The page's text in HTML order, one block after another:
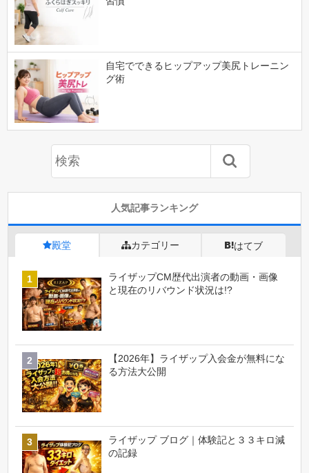
自宅でできるヒップアップ美尻トレーニン
グ術
人気記事ランキング
殿堂 カテゴリー はてブ
ライザップCM歴代出演者の動画・画像
と現在のリバウンド状況は!?
【2026年】ライザップ入会金が無料にな
る方法大公開
ライザップ ブログ｜体験記と３３キロ減
の記録